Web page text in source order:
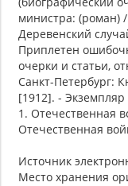
министра: (роман)
Деревенский
Приплетен
очерки и статьи,
Санкт-Петербург:
[1912]. -
1. Отечественная
Отечественная
Источник
Место хранения